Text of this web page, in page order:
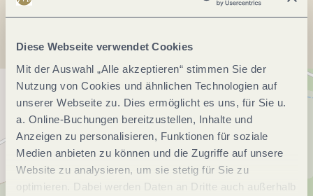
Diese Webseite verwendet Cookies
Mit der Auswahl „Alle akzeptieren“ stimmen Sie der
Nutzung von Cookies und ähnlichen Technologien auf
unserer Webseite zu. Dies ermöglicht es uns, für Sie u.
a. Online-Buchungen bereitzustellen, Inhalte und
Anzeigen zu personalisieren, Funktionen für soziale
Medien anbieten zu können und die Zugriffe auf unsere
Website zu analysieren, um sie stetig für Sie zu
optimieren. Dabei werden Daten an Dritte auch außerhalb